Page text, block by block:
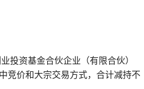
投资基金合伙企业（有限合伙）
竞价和大宗交易方式，合计减持不